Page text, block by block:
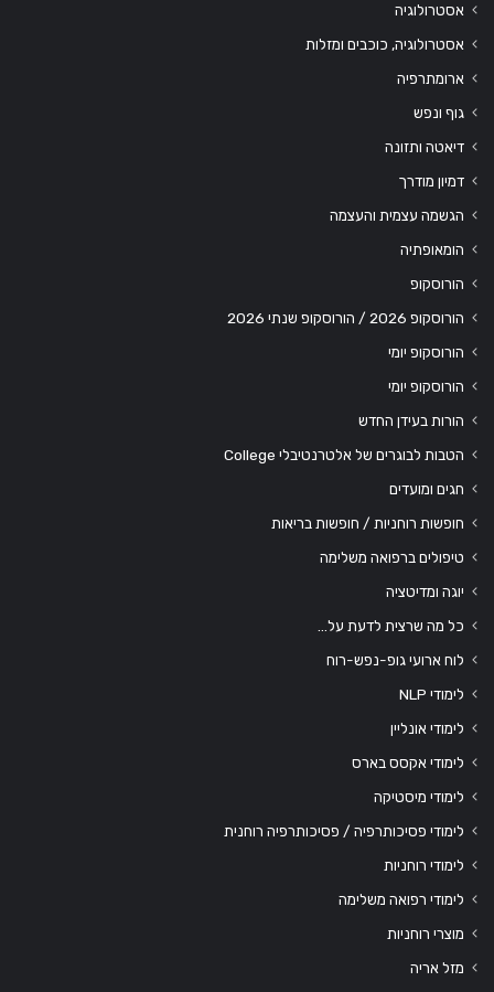
אסטרולוגיה
אסטרולוגיה, כוכבים ומזלות
ארומתרפיה
גוף ונפש
דיאטה ותזונה
דמיון מודרך
הגשמה עצמית והעצמה
הומאופתיה
הורוסקופ
הורוסקופ 2026 / הורוסקופ שנתי 2026
הורוסקופ יומי
הורוסקופ יומי
הורות בעידן החדש
הטבות לבוגרים של אלטרנטיבלי College
חגים ומועדים
חופשות רוחניות / חופשות בריאות
טיפולים ברפואה משלימה
יוגה ומדיטציה
כל מה שרצית לדעת על…
לוח ארועי גופ-נפש-רוח
לימודי NLP
לימודי אונליין
לימודי אקסס בארס
לימודי מיסטיקה
לימודי פסיכותרפיה / פסיכותרפיה רוחנית
לימודי רוחניות
לימודי רפואה משלימה
מוצרי רוחניות
מזל אריה